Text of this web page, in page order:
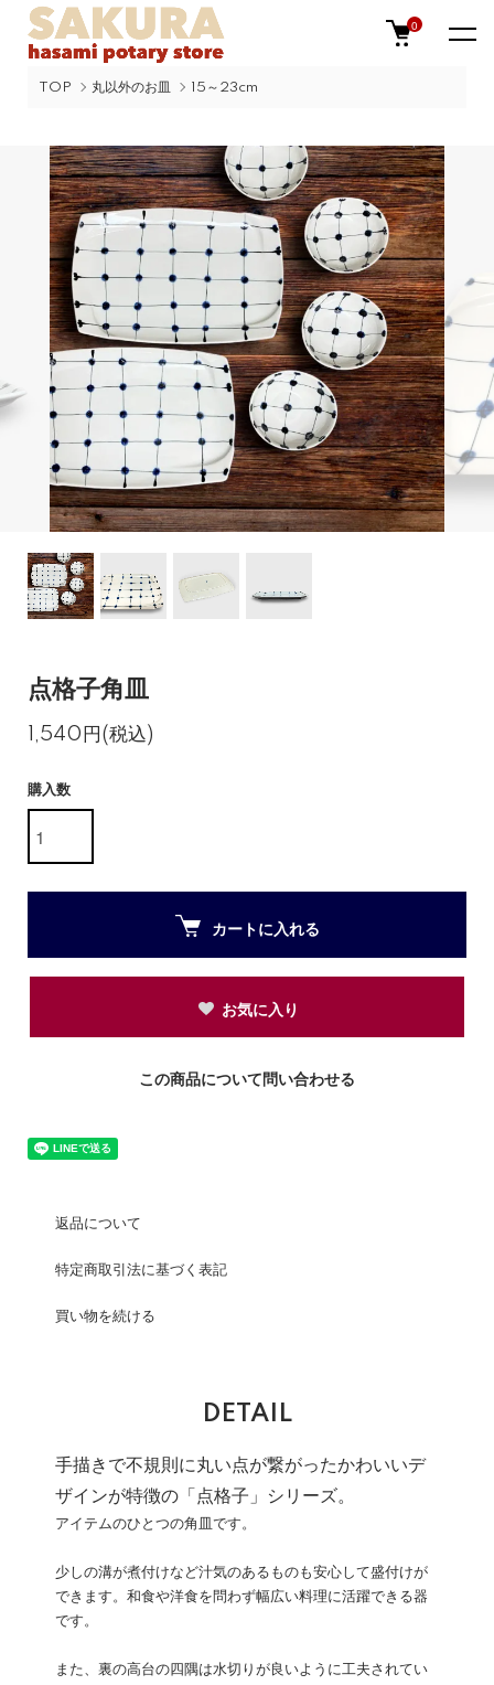
0
TOP 丸以外のお皿 15～23cm
点格子角皿
1,540円(税込)
購入数
カートに入れる
お気に入り
この商品について問い合わせる
返品について
特定商取引法に基づく表記
買い物を続ける
DETAIL
手描きで不規則に丸い点が繋がったかわいいデ
ザインが特徴の「点格子」シリーズ。
アイテムのひとつの角皿です。
少しの溝が煮付けなど汁気のあるものも安心して盛付けが
できます。和食や洋食を問わず幅広い料理に活躍できる器
です。
また、裏の高台の四隅は水切りが良いように工夫されてい